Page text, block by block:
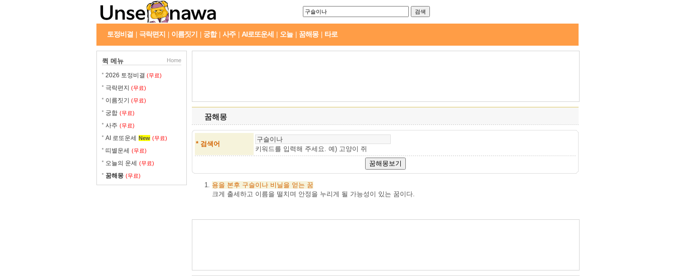
토정비결 극락편지 이름짓기 궁합 사주 AI로또운세 오늘 꿈해몽 타로
퀵 메뉴 Home
2026 토정비결 (무료)
극락편지 (무료)
이름짓기 (무료)
궁합 (무료)
사주 (무료)
AI 로또운세 New (무료)
띠별운세 (무료)
오늘의 운세 (무료)
꿈해몽 (무료)
꿈해몽
* 검색어
키워드를 입력해 주세요. 예) 고양이 쥐
용을 본후 구슬이나 비닐을 얻는 꿈
크게 출세하고 이름을 떨치며 안정을 누리게 될 가능성이 있는 꿈이다.